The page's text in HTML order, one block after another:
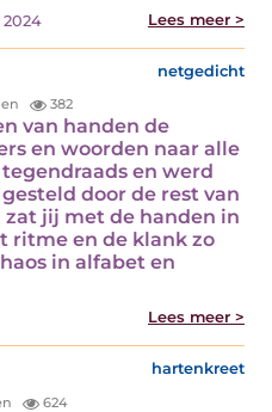
Lees meer >
netgedicht
382
van handen de
en woorden naar alle
en werd
door de rest van
jij met de handen in
ritme en de klank zo
in alfabet en
Lees meer >
hartenkreet
624